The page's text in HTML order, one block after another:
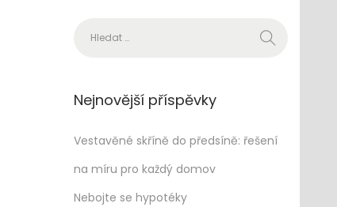
Nejnovější příspěvky
Vestavěné skříně do předsíně: řešení
na míru pro každý domov
Nebojte se hypotéky